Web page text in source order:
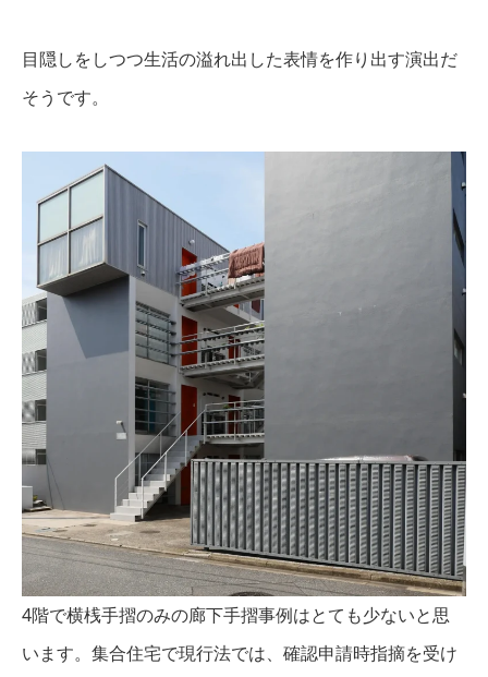
目隠しをしつつ生活の溢れ出した表情を作り出す演出だ
そうです。
4階で横桟手摺のみの廊下手摺事例はとても少ないと思
います。集合住宅で現行法では、確認申請時指摘を受け